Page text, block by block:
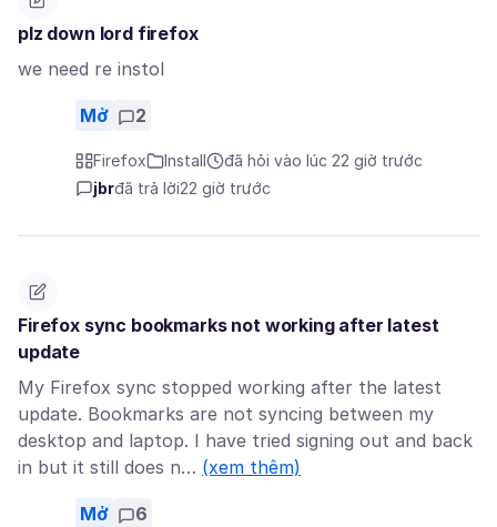
plz down lord firefox
we need re instol
Mở 2
Firefox Install
đã hỏi vào lúc 22 giờ trước
jbrđã trả lời22 giờ trước
Firefox sync bookmarks not working after latest
update
My Firefox sync stopped working after the latest
update. Bookmarks are not syncing between my
desktop and laptop. I have tried signing out and back
in but it still does n… (xem thêm)
Mở 6